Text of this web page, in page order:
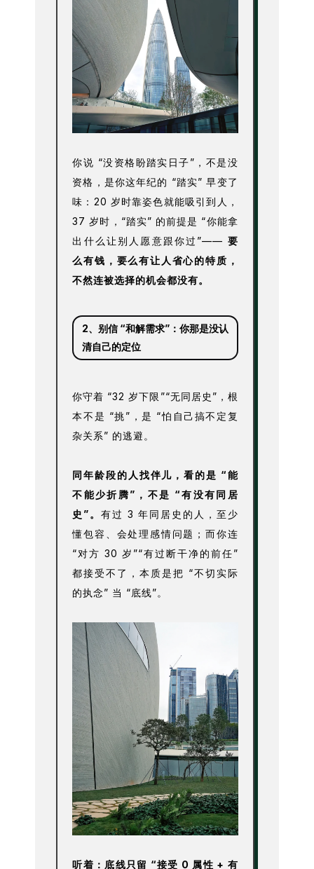
你说 “没资格盼踏实日子”，不是没
资格，是你这年纪的 “踏实” 早变了
味：20 岁时靠姿色就能吸引到人，
37 岁时，“踏实” 的前提是 “你能拿
出什么让别人愿意跟你过”—— 要
么有钱，要么有让人省心的特质，
不然连被选择的机会都没有。
2、 别信 “和解需求”：你那是没认
清自己的定位
你守着 “32 岁下限”“无同居史”，根
本不是 “挑”，是 “怕自己搞不定复
杂关系” 的逃避。
同年龄段的人找伴儿，看的是 “能
不能少折腾”，不是 “有没有同居
史”。有过 3 年同居史的人，至少
懂包容、会处理感情问题；而你连
“对方 30 岁”“有过断干净的前任”
都接受不了，本质是把 “不切实际
的执念” 当 “底线”。
听着：底线只留 “接受 0 属性 + 有